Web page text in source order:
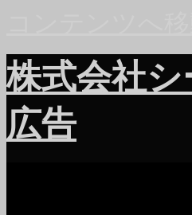
株式会社
広告